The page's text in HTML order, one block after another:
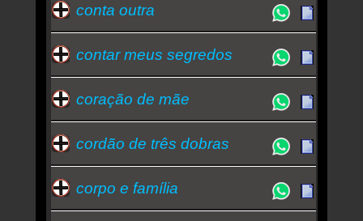
conta outra
contar meus segredos
coração de mãe
cordão de três dobras
corpo e família